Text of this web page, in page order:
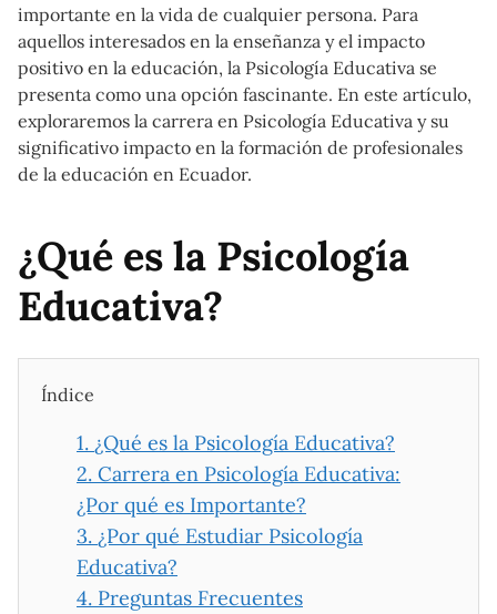
importante en la vida de cualquier persona. Para
aquellos interesados en la enseñanza y el impacto
positivo en la educación, la Psicología Educativa se
presenta como una opción fascinante. En este artículo,
exploraremos la carrera en Psicología Educativa y su
significativo impacto en la formación de profesionales
de la educación en Ecuador.
¿Qué es la Psicología
Educativa?
Índice
1. ¿Qué es la Psicología Educativa?
2. Carrera en Psicología Educativa:
¿Por qué es Importante?
3. ¿Por qué Estudiar Psicología
Educativa?
4. Preguntas Frecuentes